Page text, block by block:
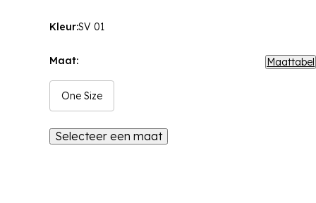
Kleur:SV 01
Maat: Maattabel
One Size
Selecteer een maat